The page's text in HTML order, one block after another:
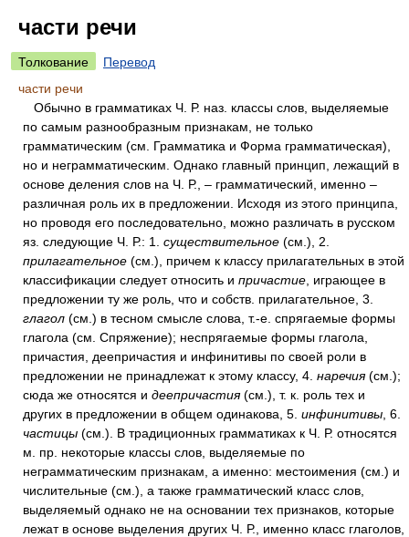
части речи
Толкование
Перевод
части речи
Обычно в грамматиках Ч. Р. наз. классы слов, выделяемые
по самым разнообразным признакам, не только
грамматическим (см. Грамматика и Форма грамматическая),
но и неграмматическим. Однако главный принцип, лежащий в
основе деления слов на Ч. Р., – грамматический, именно –
различная роль их в предложении. Исходя из этого принципа,
но проводя его последовательно, можно различать в русском
яз. следующие Ч. Р.: 1. существительное (см.), 2.
прилагательное (см.), причем к классу прилагательных в этой
классификации следует относить и причастие , играющее в
предложении ту же роль, что и собств. прилагательное, 3.
глагол (см.) в тесном смысле слова, т.-е. спрягаемые формы
глагола (см. Спряжение); неспрягаемые формы глагола,
причастия, деепричастия и инфинитивы по своей роли в
предложении не принадлежат к этому классу, 4. наречия(см.);
сюда же относятся и деепричастия(см.), т. к. роль тех и
других в предложении в общем одинакова, 5. инфинитивы , 6.
частицы (см.). В традиционных грамматиках к Ч. Р. относятся
м. пр. некоторые классы слов, выделяемые по
неграмматическим признакам, а именно: местоимения (см.) и
числительные (см.), а также грамматический класс слов,
выделяемый однако не на основании тех признаков, которые
лежат в основе выделения других Ч. Р., именно класс глаголов,